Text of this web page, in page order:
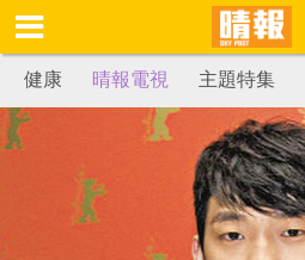
健康 晴報電視 主題特集